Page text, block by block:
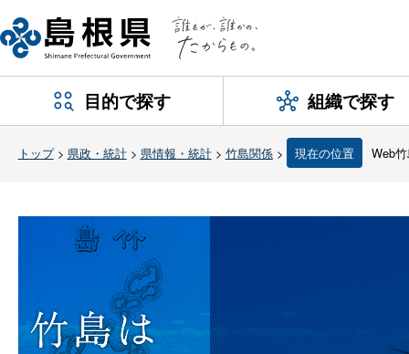
目的で探す 組織で探す
トップ> 県政・統計> 県情報・統計> 竹島関係> 現在の位置 Web